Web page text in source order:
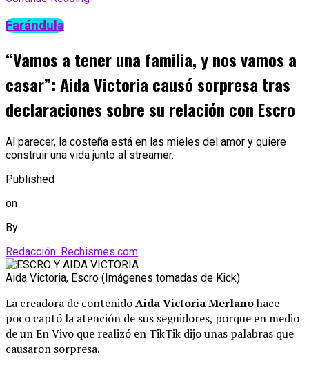
Farándula
“Vamos a tener una familia, y nos vamos a
casar”: Aida Victoria causó sorpresa tras
declaraciones sobre su relación con Escro
Al parecer, la costeña está en las mieles del amor y quiere
construir una vida junto al streamer.
Published
on
By
Redacción: Rechismes.com
Aida Victoria, Escro (Imágenes tomadas de Kick)
La creadora de contenidoAida Victoria Merlanohace
poco captó la atención de sus seguidores, porque en medio
de un En Vivo que realizó en TikTik dijo unas palabras que
causaron sorpresa.